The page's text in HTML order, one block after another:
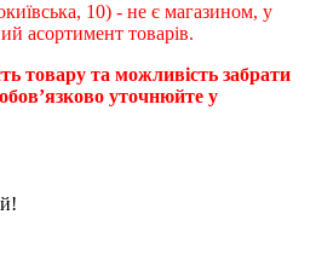
10) - не є магазином, у
асортимент товарів.
товару та можливість забрати
уточнюйте у